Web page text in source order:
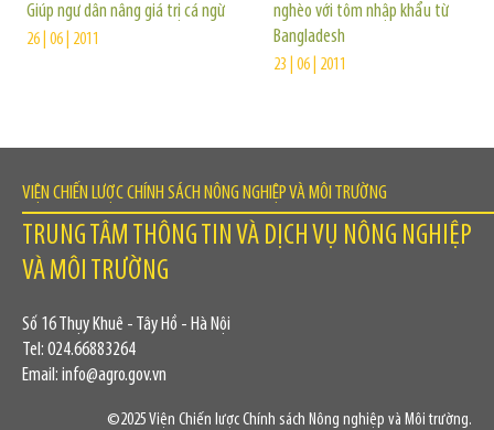
Giúp ngư dân nâng giá trị cá ngừ
26 | 06 | 2011
nghèo với tôm nhập khẩu từ
Bangladesh
23 | 06 | 2011
VIỆN CHIẾN LƯỢC CHÍNH SÁCH NÔNG NGHIỆP VÀ MÔI TRƯỜNG
TRUNG TÂM THÔNG TIN VÀ DỊCH VỤ NÔNG NGHIỆP
VÀ MÔI TRƯỜNG
Số 16 Thụy Khuê - Tây Hồ - Hà Nội
Tel: 024.66883264
Email: info@agro.gov.vn
©2025 Viện Chiến lược Chính sách Nông nghiệp và Môi trường.